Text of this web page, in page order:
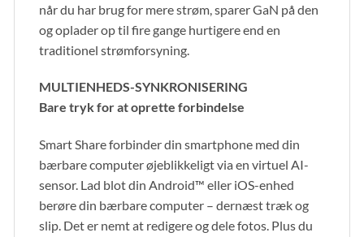
når du har brug for mere strøm, sparer GaN på den
og oplader op til fire gange hurtigere end en
traditionel strømforsyning.
MULTIENHEDS-SYNKRONISERING
Bare tryk for at oprette forbindelse
Smart Share forbinder din smartphone med din
bærbare computer øjeblikkeligt via en virtuel AI-
sensor. Lad blot din Android™ eller iOS-enhed
berøre din bærbare computer – dernæst træk og
slip. Det er nemt at redigere og dele fotos. Plus du